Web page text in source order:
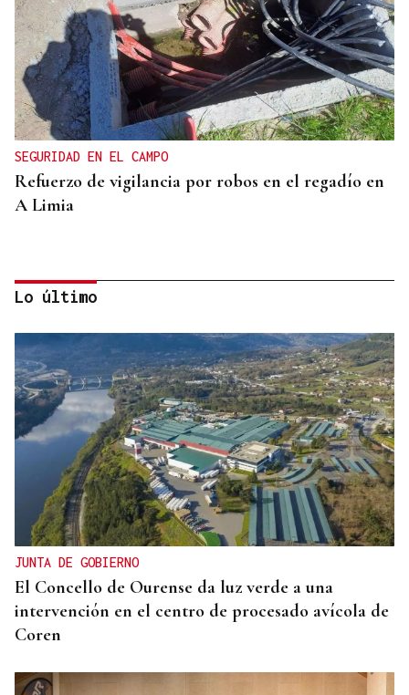
SEGURIDAD EN EL CAMPO
Refuerzo de vigilancia por robos en el regadío en
A Limia
CONTROL DE POBOACIÓN
A Limia, “zona cero” para o censo das aves galegas
Lo último
JUNTA DE GOBIERNO
El Concello de Ourense da luz verde a una
intervención en el centro de procesado avícola de
Coren